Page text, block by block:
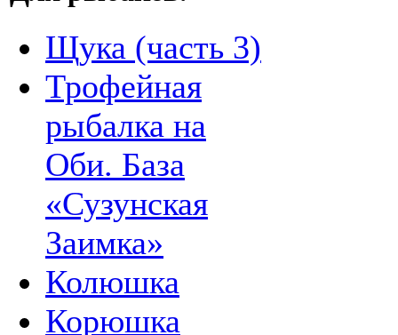
Щука (часть 3)
Трофейная
рыбалка на
Оби. База
«Сузунская
Заимка»
Колюшка
Корюшка